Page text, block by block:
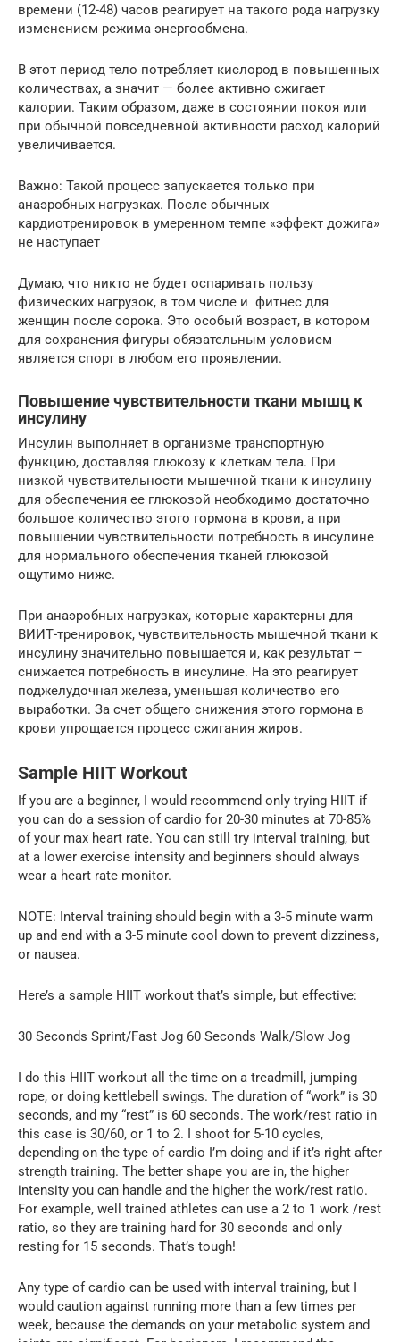
времени (12-48) часов реагирует на такого рода нагрузку
изменением режима энергообмена.
В этот период тело потребляет кислород в повышенных
количествах, а значит — более активно сжигает
калории. Таким образом, даже в состоянии покоя или
при обычной повседневной активности расход калорий
увеличивается.
Важно: Такой процесс запускается только при
анаэробных нагрузках. После обычных
кардиотренировок в умеренном темпе «эффект дожига»
не наступает
Думаю, что никто не будет оспаривать пользу
физических нагрузок, в том числе и фитнес для
женщин после сорока. Это особый возраст, в котором
для сохранения фигуры обязательным условием
является спорт в любом его проявлении.
Повышение чувствительности ткани мышц к
инсулину
Инсулин выполняет в организме транспортную
функцию, доставляя глюкозу к клеткам тела. При
низкой чувствительности мышечной ткани к инсулину
для обеспечения ее глюкозой необходимо достаточно
большое количество этого гормона в крови, а при
повышении чувствительности потребность в инсулине
для нормального обеспечения тканей глюкозой
ощутимо ниже.
При анаэробных нагрузках, которые характерны для
ВИИТ-тренировок, чувствительность мышечной ткани к
инсулину значительно повышается и, как результат –
снижается потребность в инсулине. На это реагирует
поджелудочная железа, уменьшая количество его
выработки. За счет общего снижения этого гормона в
крови упрощается процесс сжигания жиров.
Sample HIIT Workout
If you are a beginner, I would recommend only trying HIIT if
you can do a session of cardio for 20-30 minutes at 70-85%
of your max heart rate. You can still try interval training, but
at a lower exercise intensity and beginners should always
wear a heart rate monitor.
NOTE: Interval training should begin with a 3-5 minute warm
up and end with a 3-5 minute cool down to prevent dizziness,
or nausea.
Here’s a sample HIIT workout that’s simple, but effective:
30 Seconds Sprint/Fast Jog 60 Seconds Walk/Slow Jog
I do this HIIT workout all the time on a treadmill, jumping
rope, or doing kettlebell swings. The duration of “work” is 30
seconds, and my “rest” is 60 seconds. The work/rest ratio in
this case is 30/60, or 1 to 2. I shoot for 5-10 cycles,
depending on the type of cardio I’m doing and if it’s right after
strength training. The better shape you are in, the higher
intensity you can handle and the higher the work/rest ratio.
For example, well trained athletes can use a 2 to 1 work /rest
ratio, so they are training hard for 30 seconds and only
resting for 15 seconds. That’s tough!
Any type of cardio can be used with interval training, but I
would caution against running more than a few times per
week, because the demands on your metabolic system and